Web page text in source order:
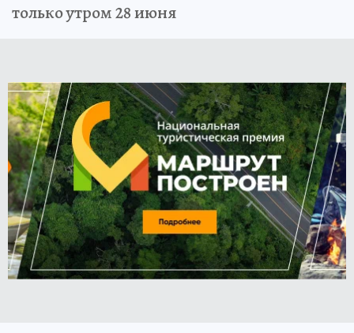
только утром 28 июня